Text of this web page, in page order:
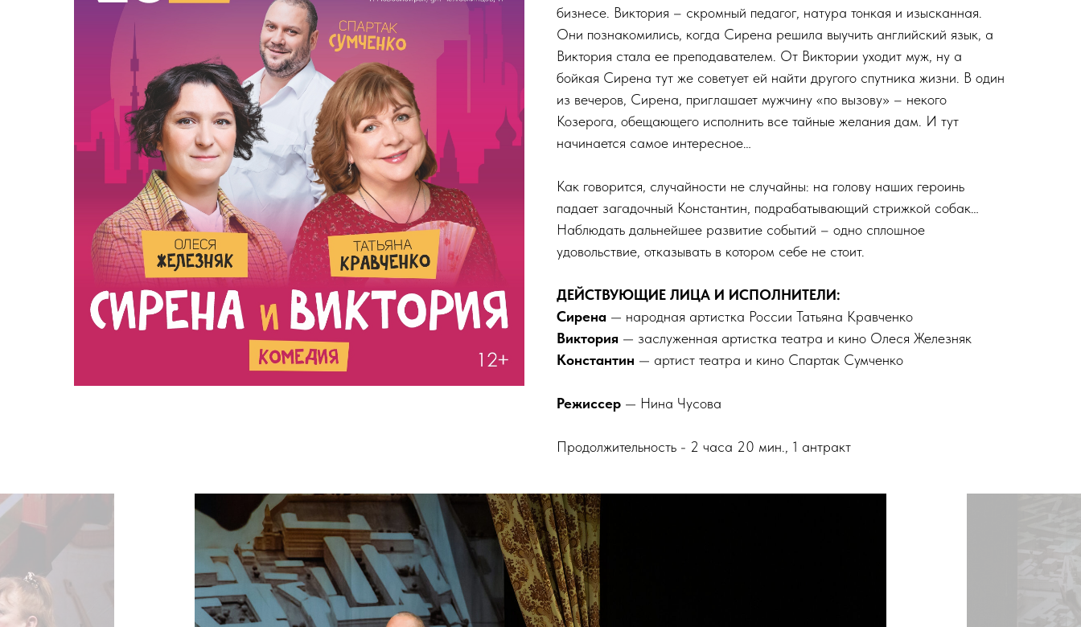
бизнесе. Виктория – скромный педагог, натура тонкая и изысканная.
Они познакомились, когда Сирена решила выучить английский язык, а
Виктория стала ее преподавателем. От Виктории уходит муж, ну а
бойкая Сирена тут же советует ей найти другого спутника жизни. В один
из вечеров, Сирена, приглашает мужчину «по вызову» – некого
Козерога, обещающего исполнить все тайные желания дам. И тут
начинается самое интересное…
Как говорится, случайности не случайны: на голову наших героинь
падает загадочный Константин, подрабатывающий стрижкой собак…
Наблюдать дальнейшее развитие событий – одно сплошное
удовольствие, отказывать в котором себе не стоит.
ДЕЙСТВУЮЩИЕ ЛИЦА И ИСПОЛНИТЕЛИ:
Сирена — народная артистка России Татьяна Кравченко
Виктория — заслуженная артистка театра и кино Олеся Железняк
Константин — артист театра и кино Спартак Сумченко
Режиссер — Нина Чусова
Продолжительность - 2 часа 20 мин., 1 антракт